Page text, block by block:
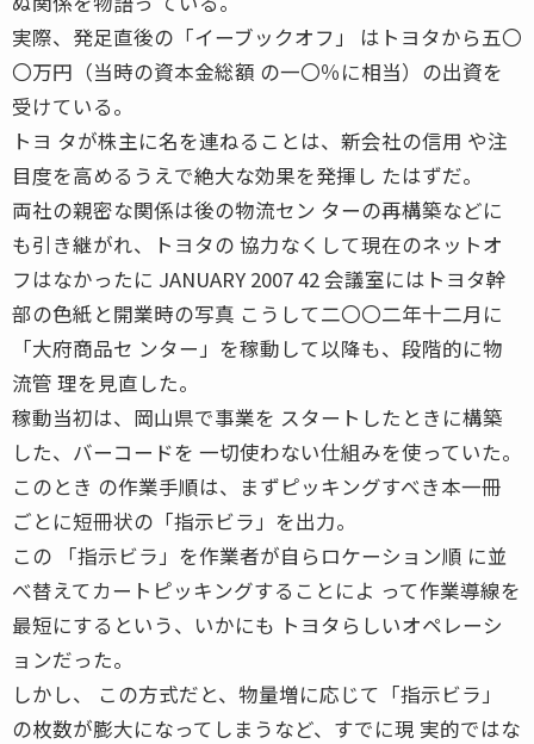
実際、発足直後の「イーブックオフ」 はトヨタから五〇
〇万円（当時の資本金総額 の一〇％に相当）の出資を
受けている。
トヨ タが株主に名を連ねることは、新会社の信用 や注
目度を高めるうえで絶大な効果を発揮し たはずだ。
両社の親密な関係は後の物流セン ターの再構築などに
も引き継がれ、トヨタの 協力なくして現在のネットオ
フはなかったに JANUARY 2007 42 会議室にはトヨタ幹
部の色紙と開業時の写真 こうして二〇〇二年十二月に
「大府商品セ ンター」を稼動して以降も、段階的に物
流管 理を見直した。
稼動当初は、岡山県で事業を スタートしたときに構築
した、バーコードを 一切使わない仕組みを使っていた。
このとき の作業手順は、まずピッキングすべき本一冊
ごとに短冊状の「指示ビラ」を出力。
この 「指示ビラ」を作業者が自らロケーション順 に並
べ替えてカートピッキングすることによ って作業導線を
最短にするという、いかにも トヨタらしいオペレーシ
ョンだった。
しかし、 この方式だと、物量増に応じて「指示ビラ」
の枚数が膨大になってしまうなど、すでに現 実的ではな